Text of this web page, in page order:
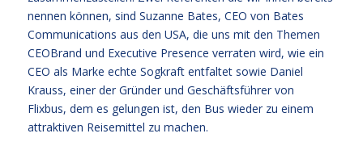
nennen können, sind Suzanne Bates, CEO von Bates
Communications aus den USA, die uns mit den Themen
CEOBrand und Executive Presence verraten wird, wie ein
CEO als Marke echte Sogkraft entfaltet sowie Daniel
Krauss, einer der Gründer und Geschäftsführer von
Flixbus, dem es gelungen ist, den Bus wieder zu einem
attraktiven Reisemittel zu machen.